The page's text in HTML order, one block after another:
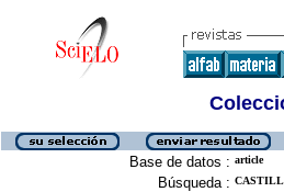
Base de datos : article
Búsqueda :